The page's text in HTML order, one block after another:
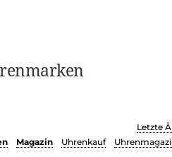
Letzte
Magazin Uhrenkauf